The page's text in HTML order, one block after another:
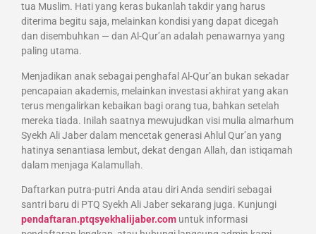
tua Muslim. Hati yang keras bukanlah takdir yang harus
diterima begitu saja, melainkan kondisi yang dapat dicegah
dan disembuhkan — dan Al-Qur’an adalah penawarnya yang
paling utama.
Menjadikan anak sebagai penghafal Al-Qur’an bukan sekadar
pencapaian akademis, melainkan investasi akhirat yang akan
terus mengalirkan kebaikan bagi orang tua, bahkan setelah
mereka tiada. Inilah saatnya mewujudkan visi mulia almarhum
Syekh Ali Jaber dalam mencetak generasi Ahlul Qur’an yang
hatinya senantiasa lembut, dekat dengan Allah, dan istiqamah
dalam menjaga Kalamullah.
Daftarkan putra-putri Anda atau diri Anda sendiri sebagai
santri baru di PTQ Syekh Ali Jaber sekarang juga. Kunjungi
pendaftaran.ptqsyekhalijaber.com untuk informasi